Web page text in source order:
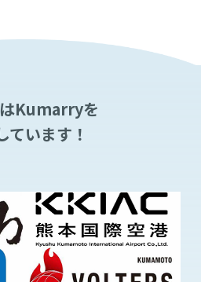
Kumarryを
ています！